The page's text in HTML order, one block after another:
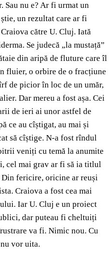
Sau nu e? Ar fi urmat un
un rezultat care ar fi
către U. Cluj. Iată
Se judecă „la mustață”
din aripă de fluture care îl
fluier, o orbire de o fracțiune
de picior în loc de un umăr,
Dar mereu a fost așa. Cei
de ieri ai unor astfel de
ce au cîștigat, au mai și
să cîștige. N-a fost rîndul
veniți cu temă la anumite
cel mai grav ar fi să ia titlul
fericire, oricine ar reuși
Craiova a fost cea mai
Iar U. Cluj e un proiect
dar puteau fi cheltuiți
va fi. Nimic nou. Cu
vor uita.